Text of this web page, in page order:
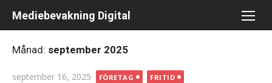
Mediebevakning Digital
Månad: september 2025
Publicerad
september 16, 2025 FÖRETAG FRITID